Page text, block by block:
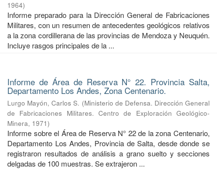
1964)
Informe preparado para la Dirección General de Fabricaciones
Militares, con un resumen de antecedentes geológicos relativos
a la zona cordillerana de las provincias de Mendoza y Neuquén.
Incluye rasgos principales de la ...
Informe de Área de Reserva N° 22. Provincia Salta,
Departamento Los Andes, Zona Centenario.
Lurgo Mayón, Carlos S. (Ministerio de Defensa. Dirección General
de Fabricaciones Militares. Centro de Exploración Geológico-
Minera, 1971)
Informe sobre el Área de Reserva N° 22 de la zona Centenario,
Departamento Los Andes, Provincia de Salta, desde donde se
registraron resultados de análisis a grano suelto y secciones
delgadas de 100 muestras. Se extrajeron ...